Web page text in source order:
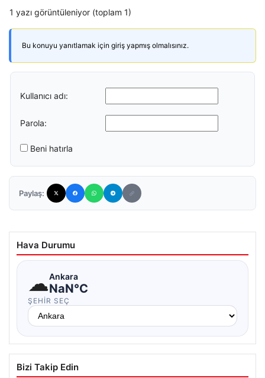
1 yazı görüntüleniyor (toplam 1)
Bu konuyu yanıtlamak için giriş yapmış olmalısınız.
Kullanıcı adı:
Parola:
Beni hatırla
Paylaş:
Hava Durumu
☁Ankara
NaN°C
ŞEHIR SEÇ
Bizi Takip Edin